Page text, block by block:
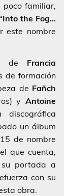
poco familiar,
the Fog…
este nombre
de Francia
de formación
de Fañch
y Antoine
un álbum
de nombre
que cuenta,
portada a
con su
obra.